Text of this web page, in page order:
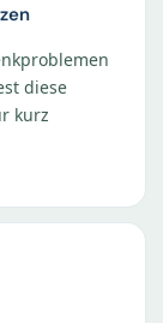
diese
kurz